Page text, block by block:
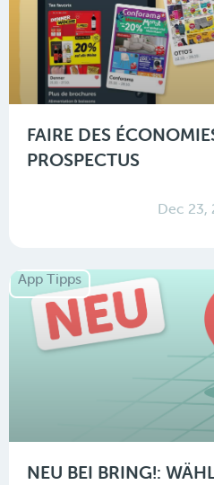
FAIRE DES
PROSPECTUS
Dec 23,
App Tipps
NEU BEI BRING!: